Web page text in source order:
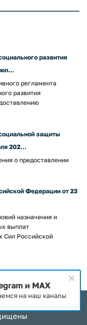
развития
регламента
развития
защиты
202...
о предоставлении
Федерации от 23
назначения и
выплат
Сил Российской
и MAX
на наш каналы